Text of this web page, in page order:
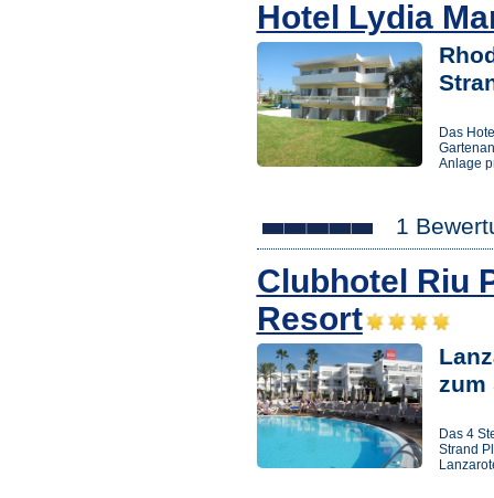
Hotel Lydia
Das
Anlage
1
Clubhotel Riu
Resort
zum
Das 4
Strand